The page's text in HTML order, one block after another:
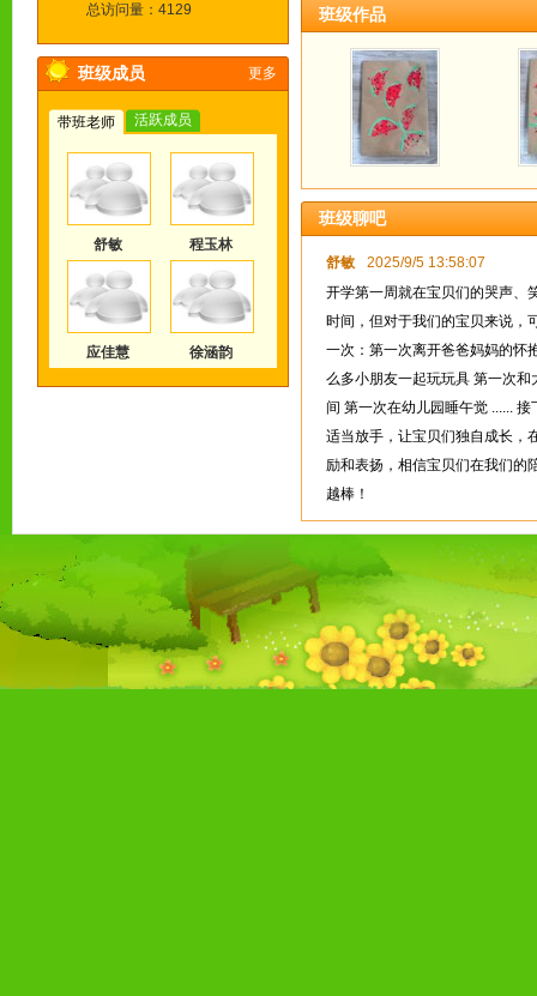
总访问量：4129
班级成员 更多
带班老师 活跃成员
舒敏 程玉林
应佳慧 徐涵韵
班级作品
班级聊吧
舒敏
2025/9/5 13:58:07
开学第一周就在宝贝们的哭声、
时间，但对于我们的宝贝来说，
一次：第一次离开爸爸妈妈的怀
么多小朋友一起玩玩具 第一次
间 第一次在幼儿园睡午觉 ......
适当放手，让宝贝们独自成长，
励和表扬，相信宝贝们在我们的
越棒！